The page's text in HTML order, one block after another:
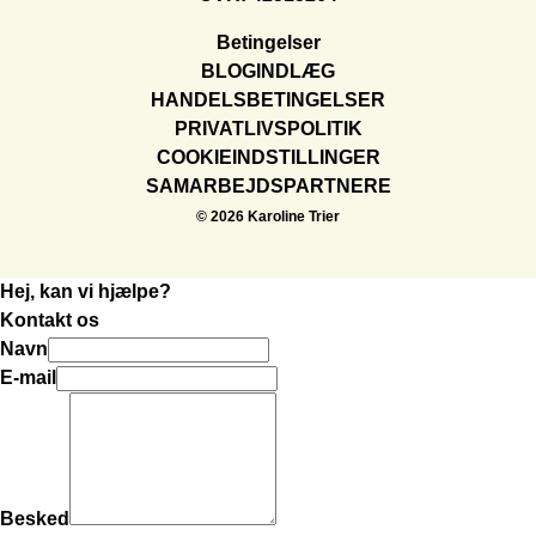
Betingelser
BLOGINDLÆG
HANDELSBETINGELSER
PRIVATLIVSPOLITIK
COOKIEINDSTILLINGER
SAMARBEJDSPARTNERE
© 2026 Karoline Trier
Hej, kan vi hjælpe?
Kontakt os
Navn
E-mail
Besked